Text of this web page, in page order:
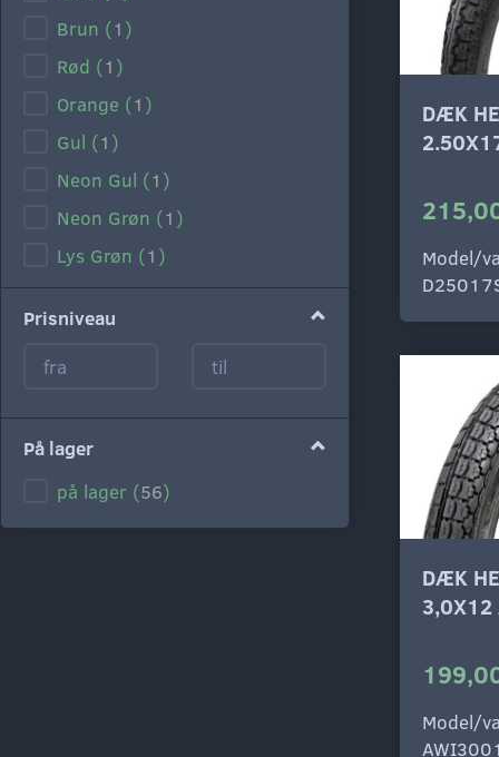
Brun (1 )
Rød (1 )
Orange (1 )
Gul (1 )
Neon Gul (1 )
Neon Grøn (1 )
Lys Grøn (1 )
Mørk Grøn(1)
Lys Blå
Blå
Lyserød
Hvid(1)
Prisniveau
På lager
på lager (56)
DÆK
Model/
DÆK
3,0X12
Model/